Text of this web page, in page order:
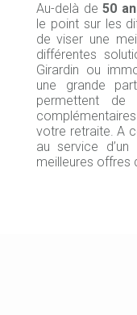
Au-delà de50
le point sur les
de viser une
différentes
Girardin ou
une grande
permettent de
votre retraite. A
au service
meilleures offres